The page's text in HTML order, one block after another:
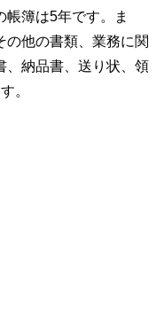
簿は5年です。ま
の他の書類、業務に関
、納品書、送り状、領
。